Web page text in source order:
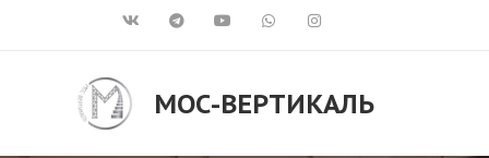
МОС-ВЕРТИКАЛЬ